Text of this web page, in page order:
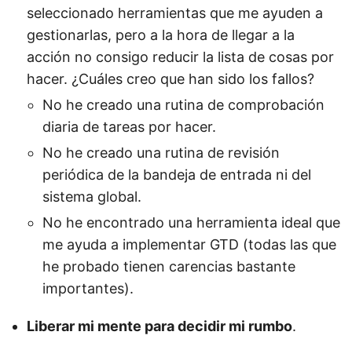
seleccionado herramientas que me ayuden a
gestionarlas, pero a la hora de llegar a la
acción no consigo reducir la lista de cosas por
hacer. ¿Cuáles creo que han sido los fallos?
No he creado una rutina de comprobación
diaria de tareas por hacer.
No he creado una rutina de revisión
periódica de la bandeja de entrada ni del
sistema global.
No he encontrado una herramienta ideal que
me ayuda a implementar GTD (todas las que
he probado tienen carencias bastante
importantes).
Liberar mi mente para decidir mi rumbo.